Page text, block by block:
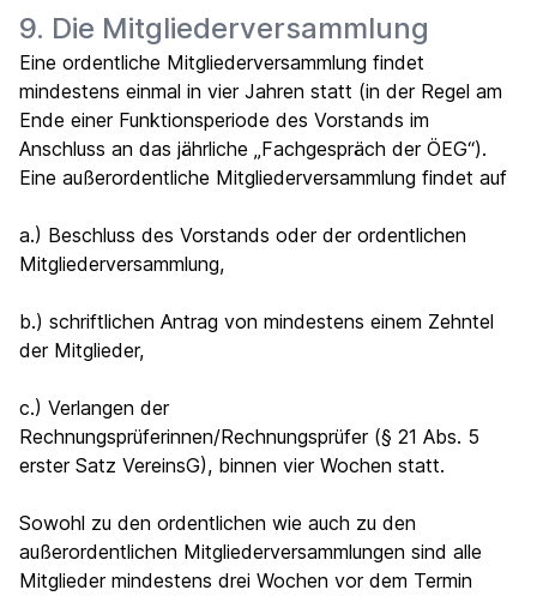
9. Die Mitgliederversammlung
Eine ordentliche Mitgliederversammlung findet
mindestens einmal in vier Jahren statt (in der Regel am
Ende einer Funktionsperiode des Vorstands im
Anschluss an das jährliche „Fachgespräch der ÖEG“).
Eine außerordentliche Mitgliederversammlung findet auf
a.) Beschluss des Vorstands oder der ordentlichen
Mitgliederversammlung,
b.) schriftlichen Antrag von mindestens einem Zehntel
der Mitglieder,
c.) Verlangen der
Rechnungsprüferinnen/Rechnungsprüfer (§ 21 Abs. 5
erster Satz VereinsG), binnen vier Wochen statt.
Sowohl zu den ordentlichen wie auch zu den
außerordentlichen Mitgliederversammlungen sind alle
Mitglieder mindestens drei Wochen vor dem Termin